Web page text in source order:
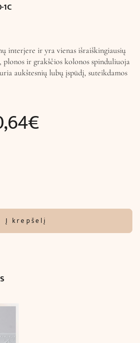
1C
interjere ir yra vienas išraiškingiausių
plonos ir grakščios kolonos spinduliuoja
aukštesnių lubų įspūdį, suteikdamos
€
Į krepšelį